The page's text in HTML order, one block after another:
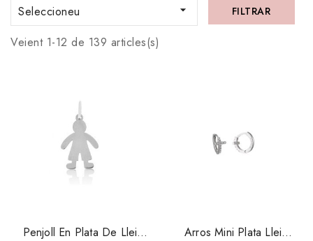
Seleccioneu
 FILTRAR
Veient 1-12 de 139 articles(s)
Penjoll En Plata De Llei
Arros Mini Plata Llei